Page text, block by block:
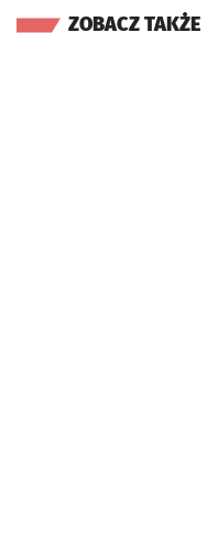
ZOBACZ TAKŻE